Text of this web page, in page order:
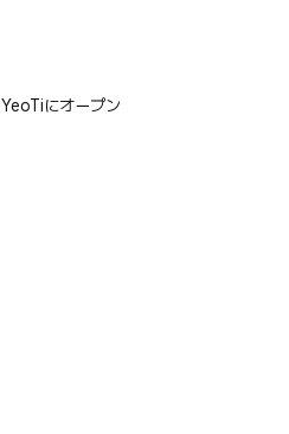
YeoTiにオープン